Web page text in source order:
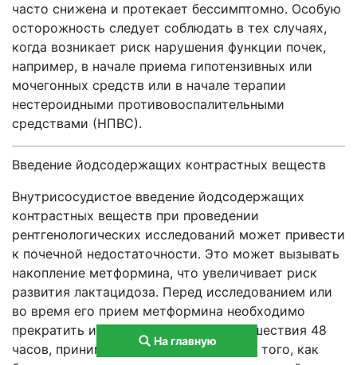
часто снижена и протекает бессимптомно. Особую
осторожность следует соблюдать в тех случаях,
когда возникает риск нарушения функции почек,
например, в начале приема гипотензивных или
мочегонных средств или в начале терапии
нестероидными противовоспалительными
средствами (НПВС).
Введение йодсодержащих контрастных веществ
Внутрисосудистое введение йодсодержащих
контрастных веществ при проведении
рентгенологических исследований может привести
к почечной недостаточности. Это может вызывать
накопление метформина, что увеличивает риск
развития лактацидоза. Перед исследованием или
во время его прием метформина необходимо
прекратить и не возобновлять до прошествия 48
часов, принимая препарат лишь после того, как
На главную